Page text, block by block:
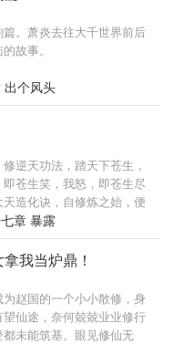
。萧炎去往大千世界前后
故事。
出个风头
逆天功法，踏天下苍生，
苍生笑，我怒，即苍生尽
造化诀，自修炼之始，便
眼中的武道，为灵道七重
破阴阳、超凡入圣！大天
扩极致灵海、筑无上金
直冲九霄！步步逆天，步
在手，天下无双！他是独
断，杀尽世间一切该杀之
古以来史上第一剑尊！
章 暴露
我当炉鼎！
赵国的一个小小散修，身
仙途，奈何兢兢业业修行
未能筑基。眼见修仙无